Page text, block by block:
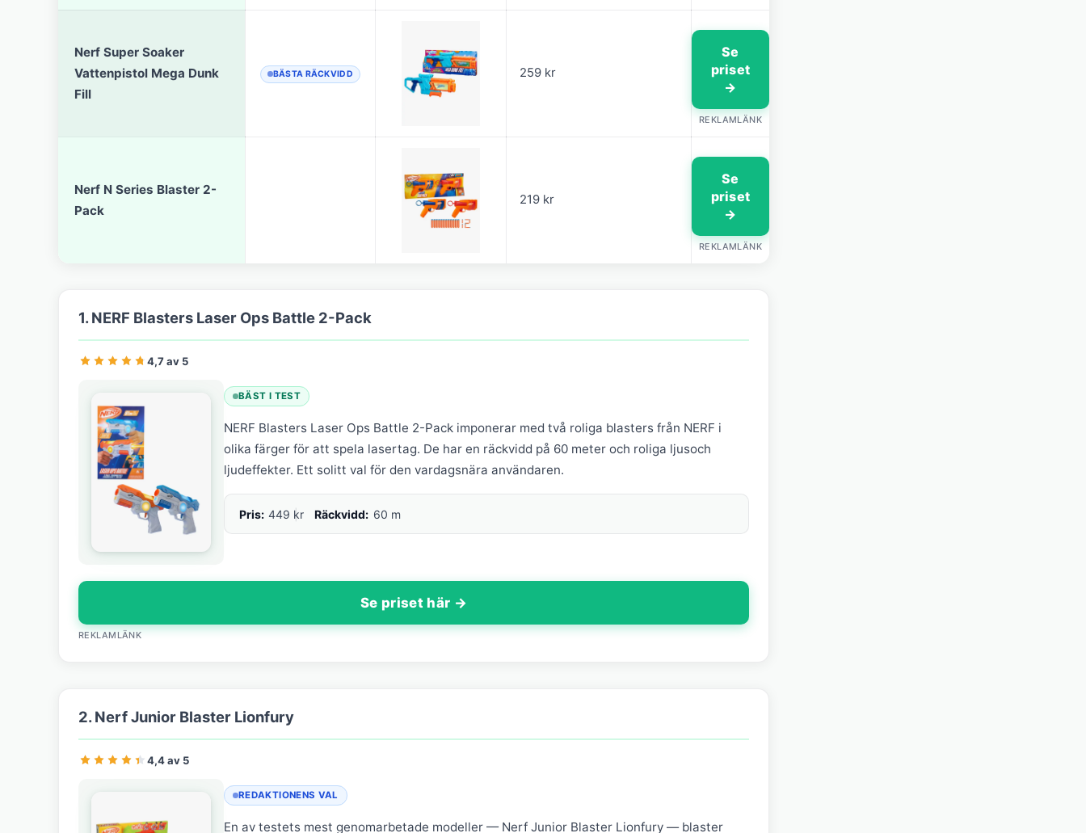
Nerf Super Soaker
Vattenpistol Mega Dunk
Fill
BÄSTA RÄCKVIDD 259 kr
Se
priset
→
REKLAMLÄNK
Nerf N Series Blaster 2-
Pack
219 kr
Se
priset
→
REKLAMLÄNK
1. NERF Blasters Laser Ops Battle 2-Pack
4,7 av 5
BÄST I TEST
NERF Blasters Laser Ops Battle 2-Pack imponerar med två roliga blasters från NERF i
olika färger för att spela lasertag. De har en räckvidd på 60 meter och roliga ljusoch
ljudeffekter. Ett solitt val för den vardagsnära användaren.
Pris: 449 kr Räckvidd: 60 m
Se priset här →
REKLAMLÄNK
2. Nerf Junior Blaster Lionfury
4,4 av 5
REDAKTIONENS VAL
En av testets mest genomarbetade modeller — Nerf Junior Blaster Lionfury — blaster